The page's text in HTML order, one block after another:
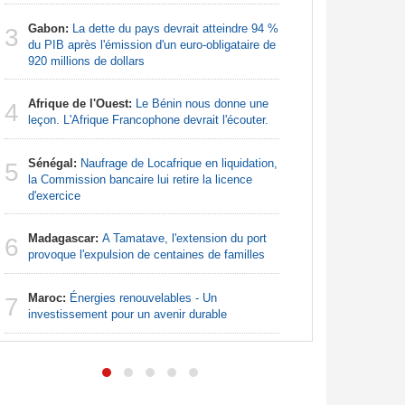
3 Gabon: La dette du pays devrait atteindre 94 %
du PIB après l'émission d'un euro-obligataire de
920 millions de dollars
4 Afrique de l'Ouest: Le Bénin nous donne une
leçon. L'Afrique Francophone devrait l'écouter.
5 Sénégal: Naufrage de Locafrique en liquidation,
la Commission bancaire lui retire la licence
d'exercice
6 Madagascar: A Tamatave, l'extension du port
provoque l'expulsion de centaines de familles
7 Maroc: Énergies renouvelables - Un
investissement pour un avenir durable